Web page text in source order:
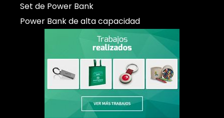
Set de Power Bank
Power Bank de alta capacidad